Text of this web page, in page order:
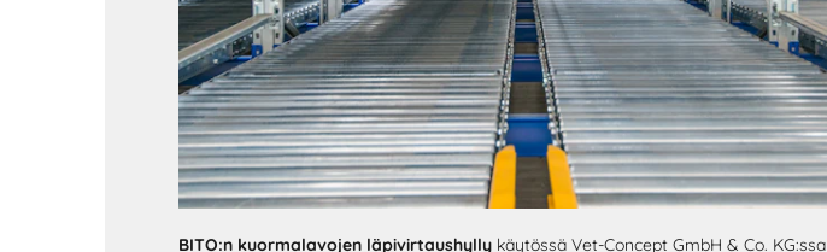
BITO:n kuormalavojen läpivirtaushyllykäytössä Vet-Concept GmbH & Co. KG:ssa